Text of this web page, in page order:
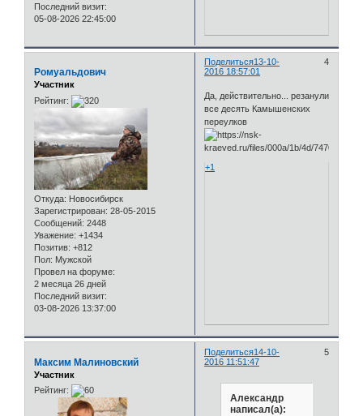
Последний визит:
05-08-2026 22:45:00
Поделиться 4
13-10-
2016 18:57:01
Ромуальдович
Участник
Рейтинг:
Откуда: Новосибирск
Зарегистрирован: 28-05-2015
Сообщений: 2448
Уважение: +1434
Позитив: +812
Пол: Мужской
Провел на форуме:
2 месяца 26 дней
Последний визит:
03-08-2026 13:37:00
Да, действительно... резанули
все десять Камышенских
переулков
+1
Поделиться 5
14-10-
2016 11:51:47
Максим Малиновский
Участник
Рейтинг:
Александр
написал(а):